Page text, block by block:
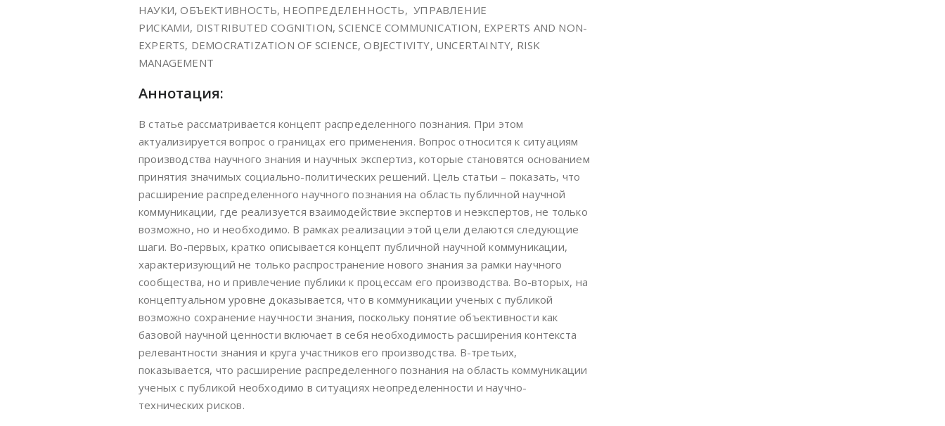
НАУКИ, ОБЪЕКТИВНОСТЬ, НЕОПРЕДЕЛЕННОСТЬ, УПРАВЛЕНИЕ
РИСКАМИ, DISTRIBUTED COGNITION, SCIENCE COMMUNICATION, EXPERTS AND NON-
EXPERTS, DEMOCRATIZATION OF SCIENCE, OBJECTIVITY, UNCERTAINTY, RISK
MANAGEMENT
Аннотация:
В статье рассматривается концепт распределенного познания. При этом
актуализируется вопрос о границах его применения. Вопрос относится к ситуациям
производства научного знания и научных экспертиз, которые становятся основанием
принятия значимых социально-политических решений. Цель статьи – показать, что
расширение распределенного научного познания на область публичной научной
коммуникации, где реализуется взаимодействие экспертов и неэкспертов, не только
возможно, но и необходимо. В рамках реализации этой цели делаются следующие
шаги. Во-первых, кратко описывается концепт публичной научной коммуникации,
характеризующий не только распространение нового знания за рамки научного
сообщества, но и привлечение публики к процессам его производства. Во-вторых, на
концептуальном уровне доказывается, что в коммуникации ученых с публикой
возможно сохранение научности знания, поскольку понятие объективности как
базовой научной ценности включает в себя необходимость расширения контекста
релевантности знания и круга участников его производства. В-третьих,
показывается, что расширение распределенного познания на область коммуникации
ученых с публикой необходимо в ситуациях неопределенности и научно-
технических рисков.